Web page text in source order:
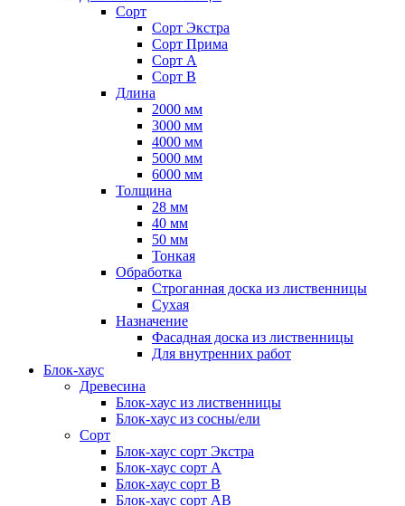
Сорт
Сорт Экстра
Сорт Прима
Сорт А
Сорт B
Длина
2000 мм
3000 мм
4000 мм
5000 мм
6000 мм
Толщина
28 мм
40 мм
50 мм
Тонкая
Обработка
Строганная доска из лиственницы
Сухая
Назначение
Фасадная доска из лиственницы
Для внутренних работ
Блок-хаус
Древесина
Блок-хаус из лиственницы
Блок-хаус из сосны/ели
Сорт
Блок-хаус сорт Экстра
Блок-хаус сорт А
Блок-хаус сорт B
Блок-хаус сорт АВ